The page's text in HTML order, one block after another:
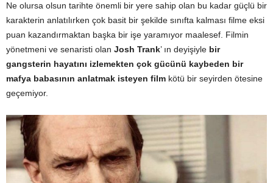
Ne olursa olsun tarihte önemli bir yere sahip olan bu kadar güçlü bir
karakterin anlatılırken çok basit bir şekilde sınıfta kalması filme eksi
puan kazandırmaktan başka bir işe yaramıyor maalesef. Filmin
yönetmeni ve senaristi olan Josh Trank’ ın deyişiyle bir
gangsterin hayatını izlemekten çok gücünü kaybeden bir
mafya babasının anlatmak isteyen film kötü bir seyirden ötesine
geçemiyor.